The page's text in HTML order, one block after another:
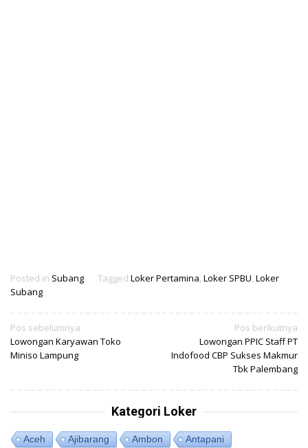
Posted in Subang Tagged Loker Pertamina, Loker SPBU, Loker
Subang
Navigasi
pos
Pos sebelumnya
Lowongan Karyawan Toko
Miniso Lampung
Pos berikutnya
Lowongan PPIC Staff PT
Indofood CBP Sukses Makmur
Tbk Palembang
Kategori Loker
Aceh Ajibarang Ambon
Antapani